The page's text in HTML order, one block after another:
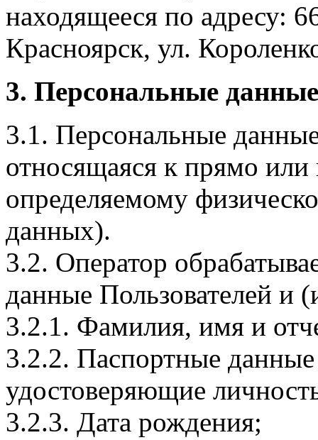
находящееся по адресу:
Красноярск, ул.
3. Персональные
3.1. Персональные
относящаяся к прямо
определяемому
данных).
3.2. Оператор
данные Пользователей и
3.2.1. Фамилия, имя и
3.2.2. Паспортные
удостоверяющие
3.2.3. Дата рождения;